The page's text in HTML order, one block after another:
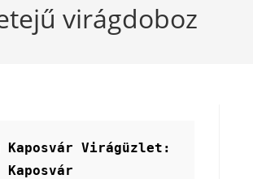
virágdoboz
Kaposvár Virágüzlet:
Kaposvár